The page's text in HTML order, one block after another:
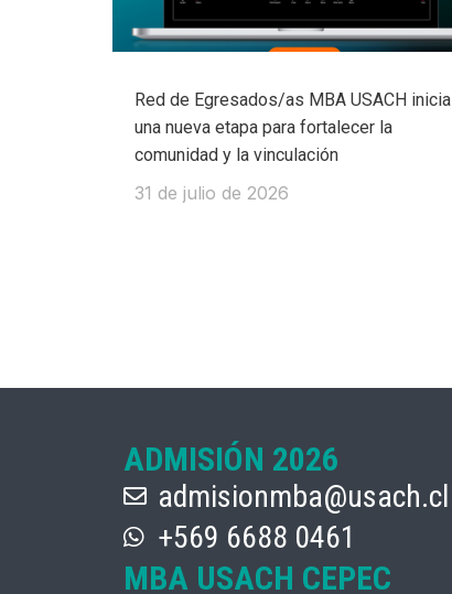
Red de Egresados/as MBA USACH inicia
una nueva etapa para fortalecer la
comunidad y la vinculación
31 de julio de 2026
ADMISIÓN 2026
admisionmba@usach.cl
+569 6688 0461
MBA USACH CEPEC